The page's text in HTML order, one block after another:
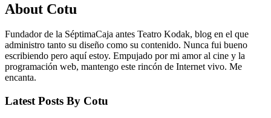
About Cotu
Fundador de la SéptimaCaja antes Teatro Kodak, blog en el que
administro tanto su diseño como su contenido. Nunca fui bueno
escribiendo pero aquí estoy. Empujado por mi amor al cine y la
programación web, mantengo este rincón de Internet vivo. Me
encanta.
Latest Posts By Cotu